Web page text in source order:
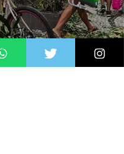
de Niterói emite